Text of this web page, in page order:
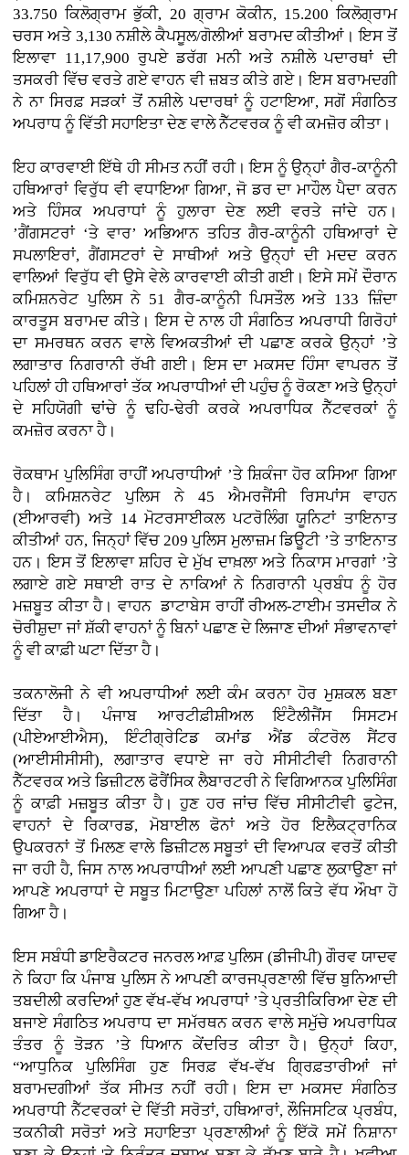
33.750 ਕਿਲੋਗ੍ਰਾਮ ਭੁੱਕੀ, 20 ਗ੍ਰਾਮ ਕੋਕੀਨ, 15.200 ਕਿਲੋਗ੍ਰਾਮ
ਚਰਸ ਅਤੇ 3,130 ਨਸ਼ੀਲੇ ਕੈਪਸੂਲ/ਗੋਲੀਆਂ ਬਰਾਮਦ ਕੀਤੀਆਂ। ਇਸ ਤੋਂ
ਇਲਾਵਾ 11,17,900 ਰੁਪਏ ਡਰੱਗ ਮਨੀ ਅਤੇ ਨਸ਼ੀਲੇ ਪਦਾਰਥਾਂ ਦੀ
ਤਸਕਰੀ ਵਿੱਚ ਵਰਤੇ ਗਏ ਵਾਹਨ ਵੀ ਜ਼ਬਤ ਕੀਤੇ ਗਏ। ਇਸ ਬਰਾਮਦਗੀ
ਨੇ ਨਾ ਸਿਰਫ਼ ਸੜਕਾਂ ਤੋਂ ਨਸ਼ੀਲੇ ਪਦਾਰਥਾਂ ਨੂੰ ਹਟਾਇਆ, ਸਗੋਂ ਸੰਗਠਿਤ
ਅਪਰਾਧ ਨੂੰ ਵਿੱਤੀ ਸਹਾਇਤਾ ਦੇਣ ਵਾਲੇ ਨੈੱਟਵਰਕ ਨੂੰ ਵੀ ਕਮਜ਼ੋਰ ਕੀਤਾ।
ਇਹ ਕਾਰਵਾਈ ਇੱਥੇ ਹੀ ਸੀਮਤ ਨਹੀਂ ਰਹੀ। ਇਸ ਨੂੰ ਉਨ੍ਹਾਂ ਗੈਰ-ਕਾਨੂੰਨੀ
ਹਥਿਆਰਾਂ ਵਿਰੁੱਧ ਵੀ ਵਧਾਇਆ ਗਿਆ, ਜੋ ਡਰ ਦਾ ਮਾਹੌਲ ਪੈਦਾ ਕਰਨ
ਅਤੇ ਹਿੰਸਕ ਅਪਰਾਧਾਂ ਨੂੰ ਹੁਲਾਰਾ ਦੇਣ ਲਈ ਵਰਤੇ ਜਾਂਦੇ ਹਨ।
’ਗੈਂਗਸਟਰਾਂ ‘ਤੇ ਵਾਰ’ ਅਭਿਆਨ ਤਹਿਤ ਗੈਰ-ਕਾਨੂੰਨੀ ਹਥਿਆਰਾਂ ਦੇ
ਸਪਲਾਇਰਾਂ, ਗੈਂਗਸਟਰਾਂ ਦੇ ਸਾਥੀਆਂ ਅਤੇ ਉਨ੍ਹਾਂ ਦੀ ਮਦਦ ਕਰਨ
ਵਾਲਿਆਂ ਵਿਰੁੱਧ ਵੀ ਉਸੇ ਵੇਲੇ ਕਾਰਵਾਈ ਕੀਤੀ ਗਈ। ਇਸੇ ਸਮੇਂ ਦੌਰਾਨ
ਕਮਿਸ਼ਨਰੇਟ ਪੁਲਿਸ ਨੇ 51 ਗੈਰ-ਕਾਨੂੰਨੀ ਪਿਸਤੌਲ ਅਤੇ 133 ਜ਼ਿੰਦਾ
ਕਾਰਤੂਸ ਬਰਾਮਦ ਕੀਤੇ। ਇਸ ਦੇ ਨਾਲ ਹੀ ਸੰਗਠਿਤ ਅਪਰਾਧੀ ਗਿਰੋਹਾਂ
ਦਾ ਸਮਰਥਨ ਕਰਨ ਵਾਲੇ ਵਿਅਕਤੀਆਂ ਦੀ ਪਛਾਣ ਕਰਕੇ ਉਨ੍ਹਾਂ ’ਤੇ
ਲਗਾਤਾਰ ਨਿਗਰਾਨੀ ਰੱਖੀ ਗਈ। ਇਸ ਦਾ ਮਕਸਦ ਹਿੰਸਾ ਵਾਪਰਨ ਤੋਂ
ਪਹਿਲਾਂ ਹੀ ਹਥਿਆਰਾਂ ਤੱਕ ਅਪਰਾਧੀਆਂ ਦੀ ਪਹੁੰਚ ਨੂੰ ਰੋਕਣਾ ਅਤੇ ਉਨ੍ਹਾਂ
ਦੇ ਸਹਿਯੋਗੀ ਢਾਂਚੇ ਨੂੰ ਢਹਿ-ਢੇਰੀ ਕਰਕੇ ਅਪਰਾਧਿਕ ਨੈੱਟਵਰਕਾਂ ਨੂੰ
ਕਮਜ਼ੋਰ ਕਰਨਾ ਹੈ।
ਰੋਕਥਾਮ ਪੁਲਿਸਿੰਗ ਰਾਹੀਂ ਅਪਰਾਧੀਆਂ ’ਤੇ ਸ਼ਿਕੰਜਾ ਹੋਰ ਕਸਿਆ ਗਿਆ
ਹੈ। ਕਮਿਸ਼ਨਰੇਟ ਪੁਲਿਸ ਨੇ 45 ਐਮਰਜੈਂਸੀ ਰਿਸਪਾਂਸ ਵਾਹਨ
(ਈਆਰਵੀ) ਅਤੇ 14 ਮੋਟਰਸਾਈਕਲ ਪਟਰੋਲਿੰਗ ਯੂਨਿਟਾਂ ਤਾਇਨਾਤ
ਕੀਤੀਆਂ ਹਨ, ਜਿਨ੍ਹਾਂ ਵਿੱਚ 209 ਪੁਲਿਸ ਮੁਲਾਜ਼ਮ ਡਿਊਟੀ ’ਤੇ ਤਾਇਨਾਤ
ਹਨ। ਇਸ ਤੋਂ ਇਲਾਵਾ ਸ਼ਹਿਰ ਦੇ ਮੁੱਖ ਦਾਖ਼ਲਾ ਅਤੇ ਨਿਕਾਸ ਮਾਰਗਾਂ ’ਤੇ
ਲਗਾਏ ਗਏ ਸਥਾਈ ਰਾਤ ਦੇ ਨਾਕਿਆਂ ਨੇ ਨਿਗਰਾਨੀ ਪ੍ਰਬੰਧ ਨੂੰ ਹੋਰ
ਮਜ਼ਬੂਤ ਕੀਤਾ ਹੈ। ਵਾਹਨ ਡਾਟਾਬੇਸ ਰਾਹੀਂ ਰੀਅਲ-ਟਾਈਮ ਤਸਦੀਕ ਨੇ
ਚੋਰੀਸ਼ੁਦਾ ਜਾਂ ਸ਼ੱਕੀ ਵਾਹਨਾਂ ਨੂੰ ਬਿਨਾਂ ਪਛਾਣ ਦੇ ਲਿਜਾਣ ਦੀਆਂ ਸੰਭਾਵਨਾਵਾਂ
ਨੂੰ ਵੀ ਕਾਫ਼ੀ ਘਟਾ ਦਿੱਤਾ ਹੈ।
ਤਕਨਾਲੋਜੀ ਨੇ ਵੀ ਅਪਰਾਧੀਆਂ ਲਈ ਕੰਮ ਕਰਨਾ ਹੋਰ ਮੁਸ਼ਕਲ ਬਣਾ
ਦਿੱਤਾ ਹੈ। ਪੰਜਾਬ ਆਰਟੀਫ਼ੀਸ਼ੀਅਲ ਇੰਟੈਲੀਜੈਂਸ ਸਿਸਟਮ
(ਪੀਏਆਈਐਸ), ਇੰਟੀਗ੍ਰੇਟਿਡ ਕਮਾਂਡ ਐਂਡ ਕੰਟਰੋਲ ਸੈਂਟਰ
(ਆਈਸੀਸੀਸੀ), ਲਗਾਤਾਰ ਵਧਾਏ ਜਾ ਰਹੇ ਸੀਸੀਟੀਵੀ ਨਿਗਰਾਨੀ
ਨੈੱਟਵਰਕ ਅਤੇ ਡਿਜ਼ੀਟਲ ਫੋਰੈਂਸਿਕ ਲੈਬਾਰਟਰੀ ਨੇ ਵਿਗਿਆਨਕ ਪੁਲਿਸਿੰਗ
ਨੂੰ ਕਾਫ਼ੀ ਮਜ਼ਬੂਤ ਕੀਤਾ ਹੈ। ਹੁਣ ਹਰ ਜਾਂਚ ਵਿੱਚ ਸੀਸੀਟੀਵੀ ਫੁਟੇਜ,
ਵਾਹਨਾਂ ਦੇ ਰਿਕਾਰਡ, ਮੋਬਾਈਲ ਫੋਨਾਂ ਅਤੇ ਹੋਰ ਇਲੈਕਟ੍ਰਾਨਿਕ
ਉਪਕਰਨਾਂ ਤੋਂ ਮਿਲਣ ਵਾਲੇ ਡਿਜ਼ੀਟਲ ਸਬੂਤਾਂ ਦੀ ਵਿਆਪਕ ਵਰਤੋਂ ਕੀਤੀ
ਜਾ ਰਹੀ ਹੈ, ਜਿਸ ਨਾਲ ਅਪਰਾਧੀਆਂ ਲਈ ਆਪਣੀ ਪਛਾਣ ਲੁਕਾਉਣਾ ਜਾਂ
ਆਪਣੇ ਅਪਰਾਧਾਂ ਦੇ ਸਬੂਤ ਮਿਟਾਉਣਾ ਪਹਿਲਾਂ ਨਾਲੋਂ ਕਿਤੇ ਵੱਧ ਔਖਾ ਹੋ
ਗਿਆ ਹੈ।
ਇਸ ਸਬੰਧੀ ਡਾਇਰੈਕਟਰ ਜਨਰਲ ਆਫ਼ ਪੁਲਿਸ (ਡੀਜੀਪੀ) ਗੌਰਵ ਯਾਦਵ
ਨੇ ਕਿਹਾ ਕਿ ਪੰਜਾਬ ਪੁਲਿਸ ਨੇ ਆਪਣੀ ਕਾਰਜਪ੍ਰਣਾਲੀ ਵਿੱਚ ਬੁਨਿਆਦੀ
ਤਬਦੀਲੀ ਕਰਦਿਆਂ ਹੁਣ ਵੱਖ-ਵੱਖ ਅਪਰਾਧਾਂ ’ਤੇ ਪ੍ਰਤੀਕਿਰਿਆ ਦੇਣ ਦੀ
ਬਜਾਏ ਸੰਗਠਿਤ ਅਪਰਾਧ ਦਾ ਸਮੱਰਥਨ ਕਰਨ ਵਾਲੇ ਸਮੁੱਚੇ ਅਪਰਾਧਿਕ
ਤੰਤਰ ਨੂੰ ਤੋੜਨ ’ਤੇ ਧਿਆਨ ਕੇਂਦਰਿਤ ਕੀਤਾ ਹੈ। ਉਨ੍ਹਾਂ ਕਿਹਾ,
“ਆਧੁਨਿਕ ਪੁਲਿਸਿੰਗ ਹੁਣ ਸਿਰਫ਼ ਵੱਖ-ਵੱਖ ਗ੍ਰਿਫ਼ਤਾਰੀਆਂ ਜਾਂ
ਬਰਾਮਦਗੀਆਂ ਤੱਕ ਸੀਮਤ ਨਹੀਂ ਰਹੀ। ਇਸ ਦਾ ਮਕਸਦ ਸੰਗਠਿਤ
ਅਪਰਾਧੀ ਨੈੱਟਵਰਕਾਂ ਦੇ ਵਿੱਤੀ ਸਰੋਤਾਂ, ਹਥਿਆਰਾਂ, ਲੌਜਿਸਟਿਕ ਪ੍ਰਬੰਧ,
ਤਕਨੀਕੀ ਸਰੋਤਾਂ ਅਤੇ ਸਹਾਇਤਾ ਪ੍ਰਣਾਲੀਆਂ ਨੂੰ ਇੱਕੋ ਸਮੇਂ ਨਿਸ਼ਾਨਾ